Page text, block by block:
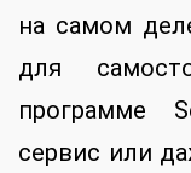
на самом
для
программе
сервис или